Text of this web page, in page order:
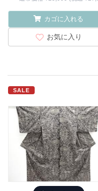
カゴに入れる
お気に入り
SALE